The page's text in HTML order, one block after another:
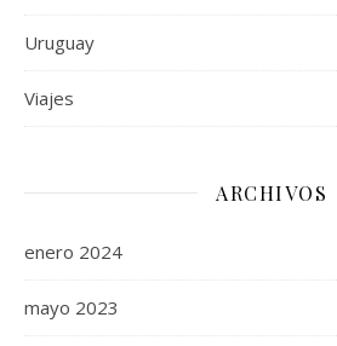
Uruguay
Viajes
ARCHIVOS
enero 2024
mayo 2023